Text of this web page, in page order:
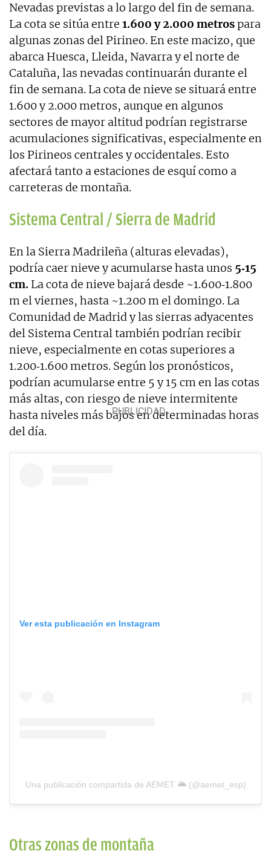
Nevadas previstas a lo largo del fin de semana.
La cota se sitúa entre 1.600 y 2.000 metrospara
algunas zonas del Pirineo. En este macizo, que
abarca Huesca, Lleida, Navarra y el norte de
Cataluña, las nevadas continuarán durante el
fin de semana. La cota de nieve se situará entre
1.600 y 2.000 metros, aunque en algunos
sectores de mayor altitud podrían registrarse
acumulaciones significativas, especialmente en
los Pirineos centrales y occidentales. Esto
afectará tanto a estaciones de esquí como a
carreteras de montaña.
Sistema Central / Sierra de Madrid
En la Sierra Madrileña (alturas elevadas),
podría caer nieve y acumularse hasta unos 5‑15
cm. La cota de nieve bajará desde ~1.600‑1.800
m el viernes, hasta ~1.200 m el domingo. La
Comunidad de Madrid y las sierras adyacentes
del Sistema Central también podrían recibir
nieve, especialmente en cotas superiores a
1.200‑1.600 metros. Según los pronósticos,
podrían acumularse entre 5 y 15 cm en las cotas
más altas, con riesgo de nieve intermitente
hasta niveles más bajos en determinadas horas
del día.
Ver esta publicación en Instagram
Una publicación compartida de AEMET 🌥 (@aemet_esp)
Otras zonas de montaña